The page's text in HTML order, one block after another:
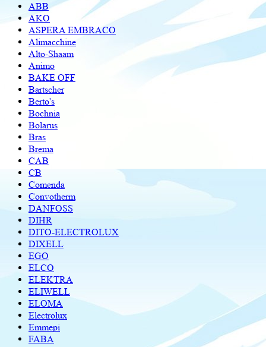
ABB
AKO
ASPERA EMBRACO
Alimacchine
Alto-Shaam
Animo
BAKE OFF
Bartscher
Berto's
Bochnia
Bolarus
Bras
Brema
CAB
CB
Comenda
Convotherm
DANFOSS
DIHR
DITO-ELECTROLUX
DIXELL
EGO
ELCO
ELEKTRA
ELIWELL
ELOMA
Electrolux
Emmepi
FABA